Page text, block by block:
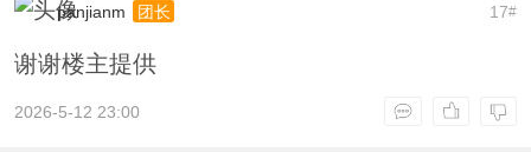
17#
panjianm 团长
谢谢楼主提供
2026-5-12 23:00